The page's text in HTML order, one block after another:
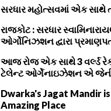
સરધાર મહોત્સવમાં એક સાથે
રાજકોટ : સરધાર
ઓર્ગોનિઝશન દ્વારા
આજ રોજ એક સાથે 3 વર્લ્ડ
ટેલેન્ટ ઓર્ગેનાઇઝેશન એ જેની
Dwarka's Jagat Mandir
Amazing Place